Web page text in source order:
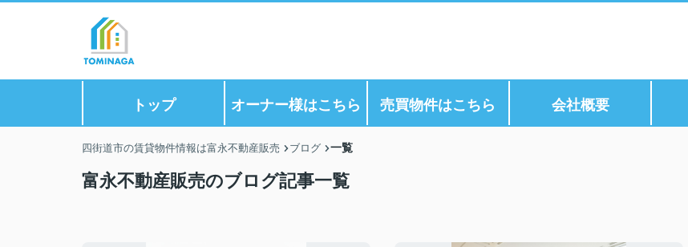
トップ オーナー様はこちら 売買物件はこちら 会社概要
四街道市の賃貸物件情報は富永不動産販売 ブログ 一覧
富永不動産販売のブログ記事一覧